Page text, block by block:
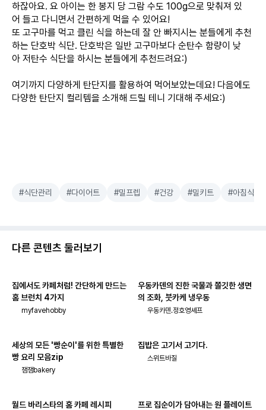
하잖아요. 요 아이는 한 봉지 당 그람 수도 100g으로 맞춰져 있
어 들고 다니면서 간편하게 먹을 수 있어요!
또 고구마를 먹고 클린 식을 하는데 잘 안 빠지시는 분들에게 추천
하는 단호박 식단. 단호박은 일반 고구마보다 순탄수 함량이 낮
아 저탄수 식단을 하시는 분들에게 추천드려요:)
여기까지 다양하게 탄단지를 활용하여 먹어보았는데요! 다음에도
다양한 탄단지 컬리템을 소개해 드릴 테니 기대해 주세요:)
#식단관리 #다이어트 #밀프렙 #건강 #밀키트 #아침식사
다른 콘텐츠 둘러보기
집에서도 카페처럼! 간단하게 만드는
홈 브런치 4가지
myfavehobby
우동카덴의 진한 국물과 쫄깃한 생면
의 조화, 붓카케 냉우동
우동카덴.정호영셰프
세상의 모든 '빵순이'를 위한 특별한
빵 요리 모음zip
잼잼bakery
집밥은 고기서 고기다.
스위트바질
월드 바리스타의 홈 카페 레시피
프로 집순이가 담아내는 원 플레이트